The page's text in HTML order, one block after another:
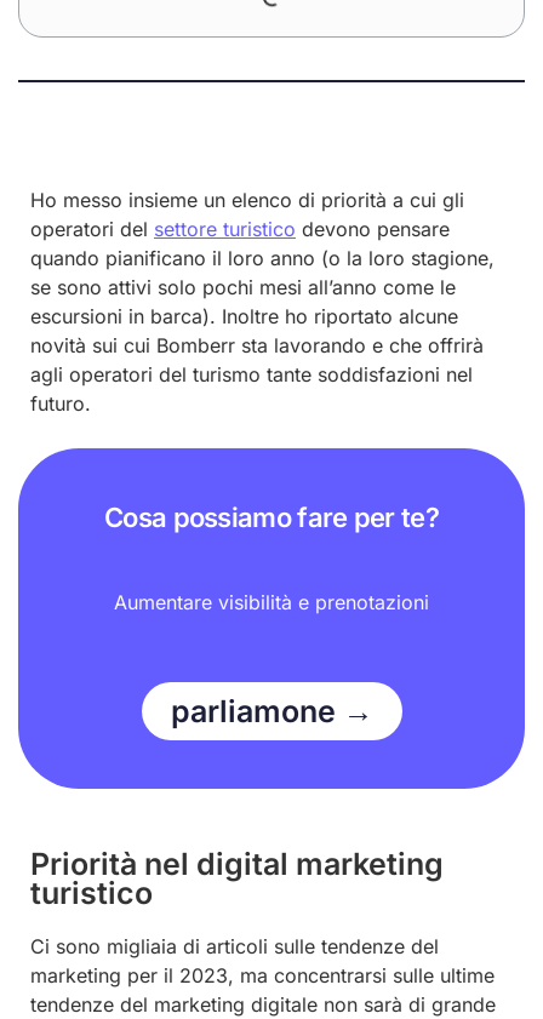
Ho messo insieme un elenco di priorità a cui gli
operatori del settore turistico devono pensare
quando pianificano il loro anno (o la loro stagione,
se sono attivi solo pochi mesi all’anno come le
escursioni in barca). Inoltre ho riportato alcune
novità sui cui Bomberr sta lavorando e che offrirà
agli operatori del turismo tante soddisfazioni nel
futuro.
Cosa possiamo fare per te?
Aumentare visibilità e prenotazioni
parliamone →
Priorità nel digital marketing
turistico
Ci sono migliaia di articoli sulle tendenze del
marketing per il 2023, ma concentrarsi sulle ultime
tendenze del marketing digitale non sarà di grande